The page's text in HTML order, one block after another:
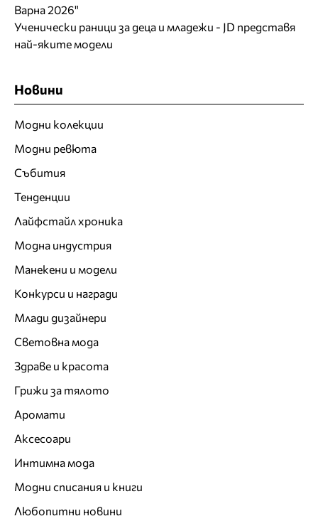
Варна 2026"
Ученически раници за деца и младежи - JD представя
най-яките модели
Новини
Модни колекции
Модни ревюта
Събития
Тенденции
Лайфстайл хроника
Модна индустрия
Манекени и модели
Конкурси и награди
Млади дизайнери
Световна мода
Здраве и красота
Грижи за тялото
Аромати
Аксесоари
Интимна мода
Модни списания и книги
Любопитни новини